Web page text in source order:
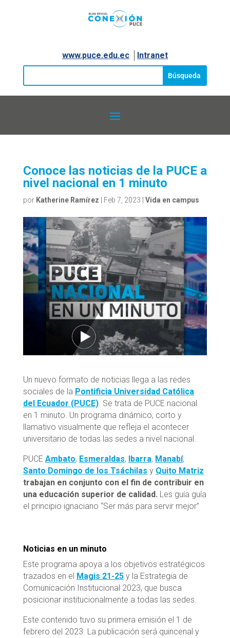
www.puce.edu.ec│ Intranet
Conoce las noticias de la PUCE a
nivel nacional en 1 minuto
por Katherine Ramírez Feb 7, 2023 Vida en campus
Un nuevo formato de noticias llega a las redes
sociales de la Pontificia Universidad Católica
del Ecuador (PUCE). Se trata de PUCE nacional
en 1 minuto. Un programa dinámico, corto y
llamativo visualmente que refleja el acontecer
universitario de todas las sedes a nivel nacional.
PUCE Ambato, Esmeraldas, Ibarra, Manabí,
Santo Domingo de los Tsáchilas y Quito Matriz
trabajan en conjunto con el fin de contribuir en
una educación superior de calidad. Les guía guía
el principio ignaciano “Ser más para servir mejor”
Noticias en un minuto
Este programa apoya a los objetivos estratégicos
trazados en el Magis 21-25y la Estrategia de
Comunicación Institucional 2023, que busca
posicionar institucionalmente a todas las sedes.
Este contenido tuvo su primera emisión el 1 de
febrero del 2023. La publicación será quincenal y